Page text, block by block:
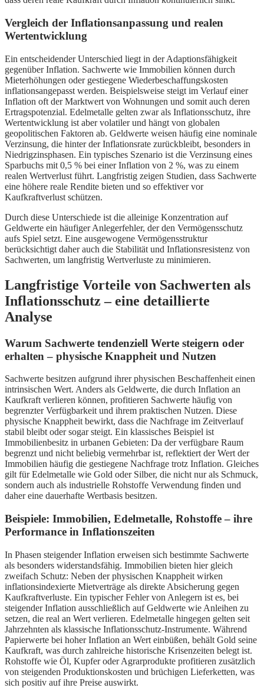
Vergleich der Inflationsanpassung und realen
Wertentwicklung
Ein entscheidender Unterschied liegt in der Adaptionsfähigkeit
gegenüber Inflation. Sachwerte wie Immobilien können durch
Mieterhöhungen oder gestiegene Wiederbeschaffungskosten
inflationsangepasst werden. Beispielsweise steigt im Verlauf einer
Inflation oft der Marktwert von Wohnungen und somit auch deren
Ertragspotenzial. Edelmetalle gelten zwar als Inflationsschutz, ihre
Wertentwicklung ist aber volatiler und hängt von globalen
geopolitischen Faktoren ab. Geldwerte weisen häufig eine nominale
Verzinsung, die hinter der Inflationsrate zurückbleibt, besonders in
Niedrigzinsphasen. Ein typisches Szenario ist die Verzinsung eines
Sparbuchs mit 0,5 % bei einer Inflation von 2 %, was zu einem
realen Wertverlust führt. Langfristig zeigen Studien, dass Sachwerte
eine höhere reale Rendite bieten und so effektiver vor
Kaufkraftverlust schützen.
Durch diese Unterschiede ist die alleinige Konzentration auf
Geldwerte ein häufiger Anlegerfehler, der den Vermögensschutz
aufs Spiel setzt. Eine ausgewogene Vermögensstruktur
berücksichtigt daher auch die Stabilität und Inflationsresistenz von
Sachwerten, um langfristig Wertverluste zu minimieren.
Langfristige Vorteile von Sachwerten als
Inflationsschutz – eine detaillierte
Analyse
Warum Sachwerte tendenziell Werte steigern oder
erhalten – physische Knappheit und Nutzen
Sachwerte besitzen aufgrund ihrer physischen Beschaffenheit einen
intrinsischen Wert. Anders als Geldwerte, die durch Inflation an
Kaufkraft verlieren können, profitieren Sachwerte häufig von
begrenzter Verfügbarkeit und ihrem praktischen Nutzen. Diese
physische Knappheit bewirkt, dass die Nachfrage im Zeitverlauf
stabil bleibt oder sogar steigt. Ein klassisches Beispiel ist
Immobilienbesitz in urbanen Gebieten: Da der verfügbare Raum
begrenzt und nicht beliebig vermehrbar ist, reflektiert der Wert der
Immobilien häufig die gestiegene Nachfrage trotz Inflation. Gleiches
gilt für Edelmetalle wie Gold oder Silber, die nicht nur als Schmuck,
sondern auch als industrielle Rohstoffe Verwendung finden und
daher eine dauerhafte Wertbasis besitzen.
Beispiele: Immobilien, Edelmetalle, Rohstoffe – ihre
Performance in Inflationszeiten
In Phasen steigender Inflation erweisen sich bestimmte Sachwerte
als besonders widerstandsfähig. Immobilien bieten hier gleich
zweifach Schutz: Neben der physischen Knappheit wirken
inflationsindexierte Mietverträge als direkte Absicherung gegen
Kaufkraftverluste. Ein typischer Fehler von Anlegern ist es, bei
steigender Inflation ausschließlich auf Geldwerte wie Anleihen zu
setzen, die real an Wert verlieren. Edelmetalle hingegen gelten seit
Jahrzehnten als klassische Inflationsschutz-Instrumente. Während
Papierwerte bei hoher Inflation an Wert einbüßen, behält Gold seine
Kaufkraft, was durch zahlreiche historische Krisenzeiten belegt ist.
Rohstoffe wie Öl, Kupfer oder Agrarprodukte profitieren zusätzlich
von steigenden Produktionskosten und brüchigen Lieferketten, was
sich positiv auf ihre Preise auswirkt.